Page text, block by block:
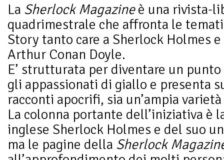
La Sherlock Magazineè una rivista-
quadrimestrale che affronta le
Story tanto care a Sherlock Holmes
Arthur Conan Doyle.
E’ strutturata per diventare un
gli appassionati di giallo e presenta
racconti apocrifi, sia un’ampia
La colonna portante dell’iniziativa è
inglese Sherlock Holmes e del suo
ma le pagine della Sherlock